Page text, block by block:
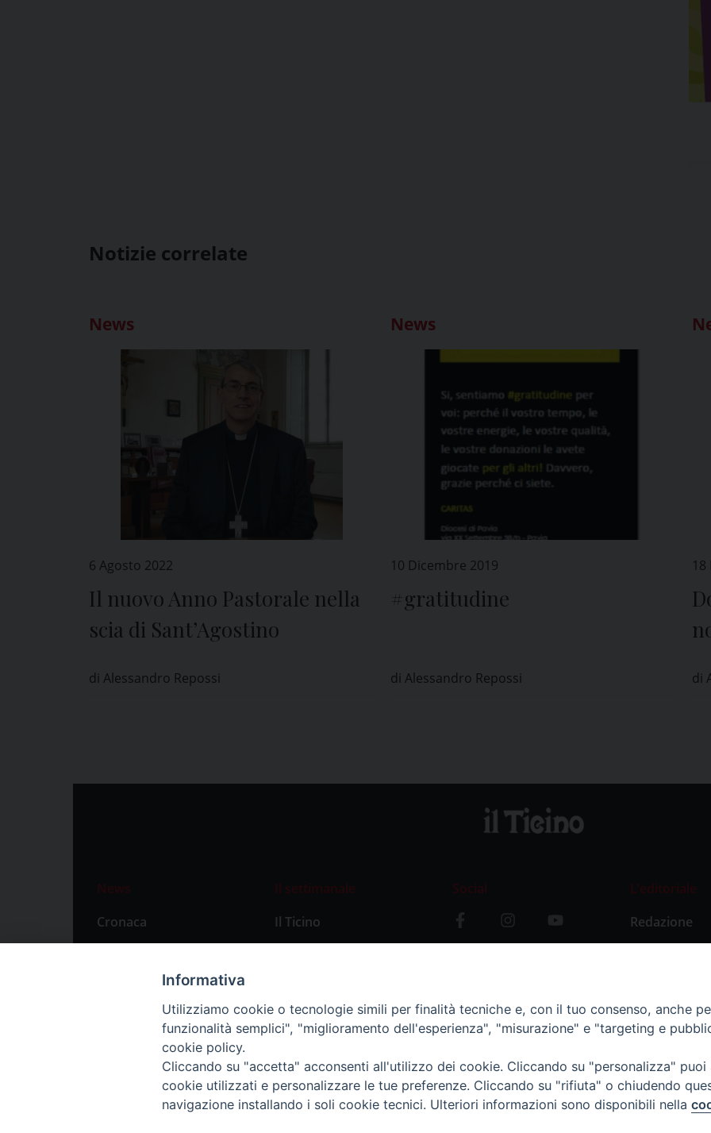
Notizie correlate
News
6 Agosto 2022
Il nuovo Anno Pastorale nella
scia di Sant’Agostino
di Alessandro Repossi
News
10 Dicembre 2019
#gratitudine
di Alessandro Repossi di
News
Cronaca
Attualità
Primo Piano
Il settimanale
Il Ticino
Abbonamenti
Social
L’editoriale
Redazione
Storia
Informativa
Utilizziamo cookie o tecnologie simili per finalità tecniche e, con il tuo consenso, anche
funzionalità semplici", "miglioramento dell'esperienza", "misurazione" e "targeting e
cookie policy.
Cliccando su "accetta" acconsenti all'utilizzo dei cookie. Cliccando su "personalizza"
cookie utilizzati e personalizzare le tue preferenze. Cliccando su "rifiuta" o chiudendo
navigazione installando i soli cookie tecnici. Ulteriori informazioni sono disponibili nella